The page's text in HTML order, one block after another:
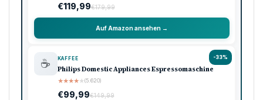
€119,99€179,99
Auf Amazon ansehen →
-33%
☕ KAFFEE
Philips Domestic Appliances Espressomaschine
★★★★★(5.620)
€99,99€149,99